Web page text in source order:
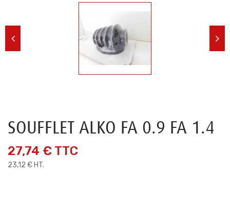
SOUFFLET ALKO FA 0.9 FA 1.4
27,74 € TTC
23,12 € HT.